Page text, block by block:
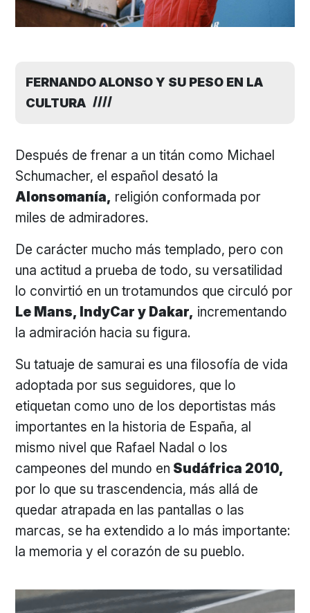
FERNANDO ALONSO Y SU PESO EN LA
CULTURA
Después de frenar a un titán como Michael
Schumacher, el español desató la
Alonsomanía, religión conformada por
miles de admiradores.
De carácter mucho más templado, pero con
una actitud a prueba de todo, su versatilidad
lo convirtió en un trotamundos que circuló por
Le Mans, IndyCar y Dakar, incrementando
la admiración hacia su figura.
Su tatuaje de samurai es una filosofía de vida
adoptada por sus seguidores, que lo
etiquetan como uno de los deportistas más
importantes en la historia de España, al
mismo nivel que Rafael Nadal o los
campeones del mundo en Sudáfrica 2010,
por lo que su trascendencia, más allá de
quedar atrapada en las pantallas o las
marcas, se ha extendido a lo más importante:
la memoria y el corazón de su pueblo.